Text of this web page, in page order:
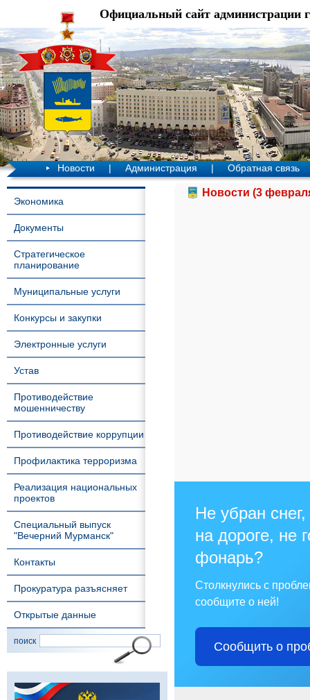
Официальный сайт администрации
Новости | Администрация | Обратная связь
Экономика
Документы
Стратегическое
планирование
Муниципальные услуги
Конкурсы и закупки
Электронные услуги
Устав
Противодействие
мошенничеству
Противодействие коррупции
Профилактика терроризма
Реализация национальных
проектов
Специальный выпуск
"Вечерний Мурманск"
Контакты
Прокуратура разъясняет
Открытые данные
поиск
Новости (3
Не убран
на дороге, не
фонарь?
Столкнулись с
сообщите о ней!
Сообщить о